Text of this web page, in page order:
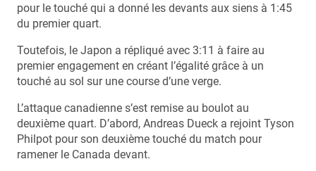
pour le touché qui a donné les devants aux siens à 1:45
du premier quart.
Toutefois, le Japon a répliqué avec 3:11 à faire au
premier engagement en créant l’égalité grâce à un
touché au sol sur une course d’une verge.
L’attaque canadienne s’est remise au boulot au
deuxième quart. D’abord, Andreas Dueck a rejoint Tyson
Philpot pour son deuxième touché du match pour
ramener le Canada devant.